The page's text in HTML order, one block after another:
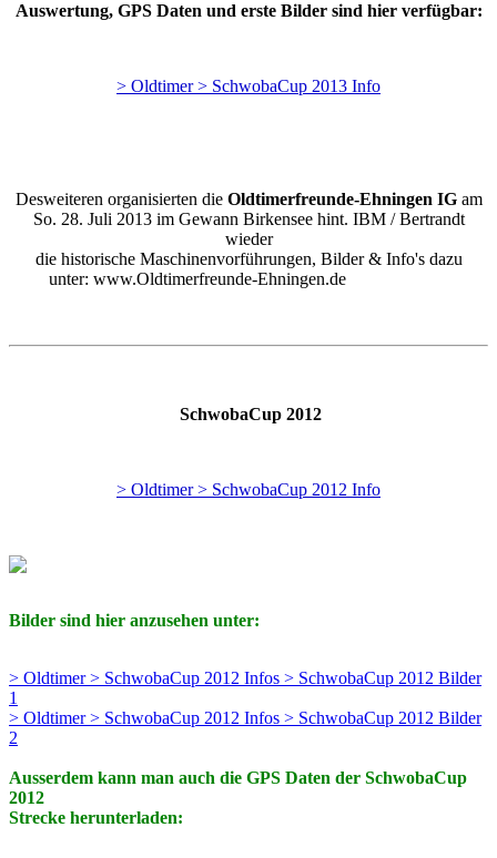
Auswertung, GPS Daten und erste Bilder sind hier verfügbar:
> Oldtimer > SchwobaCup 2013 Info
Desweiteren organisierten die Oldtimerfreunde-Ehningen IGam
So. 28. Juli 2013 im Gewann Birkensee hint. IBM / Bertrandt
wieder
die historische Maschinenvorführungen, Bilder & Info's dazu
unter: www.Oldtimerfreunde-Ehningen.de
SchwobaCup 2012
> Oldtimer > SchwobaCup 2012 Info
Bilder sind hier anzusehen unter:
> Oldtimer > SchwobaCup 2012 Infos > SchwobaCup 2012 Bilder
1
> Oldtimer > SchwobaCup 2012 Infos > SchwobaCup 2012 Bilder
2
Ausserdem kann man auch die GPS Daten der SchwobaCup
2012
Strecke herunterladen: